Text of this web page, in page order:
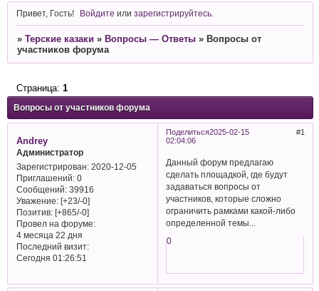
Привет, Гость! Войдите илизарегистрируйтесь
» Терские казаки » Вопросы — Ответы » Вопросы от
участников форума
Вопросы от участников форума
Страница: 1
Поделиться 1
2025-02-15
02:04:06
Andrey
Администратор
Зарегистрирован: 2020-12-05
Приглашений:0
Сообщений:39916
Уважение: [+23/-0]
Позитив: [+865/-0]
Провел на форуме:
4 месяца 22 дня
Последний визит:
Сегодня 01:26:51
Данный форум предлагаю
сделать площадкой, где будут
задаваться вопросы от
участников, которые сложно
ограничить рамками какой-либо
определенной темы...
0